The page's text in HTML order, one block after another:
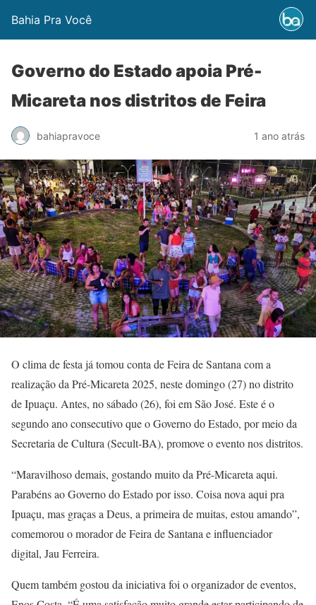
Bahia Pra Você
Governo do Estado apoia Pré-
Micareta nos distritos de Feira
bahiapravoce 1 ano atrás
O clima de festa já tomou conta de Feira de Santana com a
realização da Pré-Micareta 2025, neste domingo (27) no distrito
de Ipuaçu. Antes, no sábado (26), foi em São José. Este é o
segundo ano consecutivo que o Governo do Estado, por meio da
Secretaria de Cultura (Secult-BA), promove o evento nos distritos.
“Maravilhoso demais, gostando muito da Pré-Micareta aqui.
Parabéns ao Governo do Estado por isso. Coisa nova aqui pra
Ipuaçu, mas graças a Deus, a primeira de muitas, estou amando”,
comemorou o morador de Feira de Santana e influenciador
digital, Jau Ferreira.
Quem também gostou da iniciativa foi o organizador de eventos,